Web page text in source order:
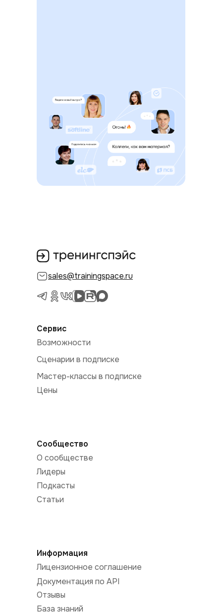
sales@trainingspace.ru
Сообщество
О сообществе
Лидеры
Подкасты
Статьи
Информация
Лицензионное соглашение
Документация по API
Отзывы
База знаний
Сервис
Возможности
Сценарии в подписке
Мастер-классы в подписке
Цены